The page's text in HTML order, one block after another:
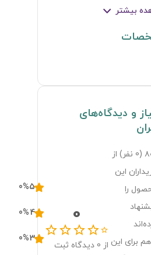
بیشتر
و دیدگاه‌های
(
0 نفر) از
این
را
برای این
0
از 0 دیدگاه ثبت
5
0%
4
0%
3
0%